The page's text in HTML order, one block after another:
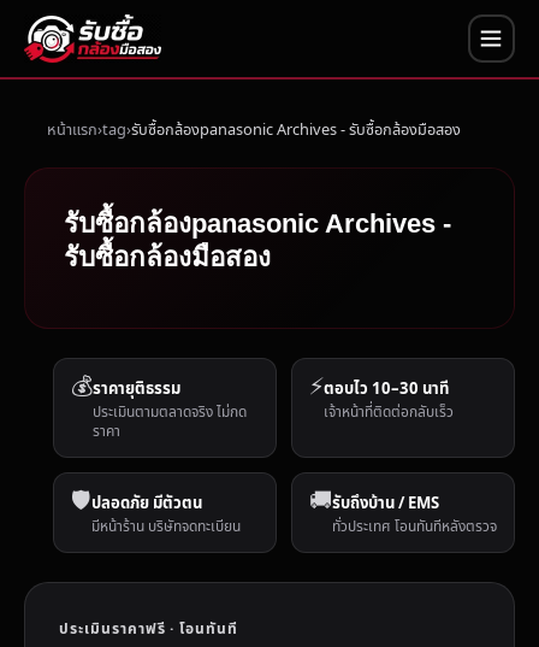
หน้าแรก tag รับซื้อกล้องpanasonic Archives - รับซื้อกล้องมือสอง
รับซื้อกล้องpanasonic Archives -
รับซื้อกล้องมือสอง
💰ราคายุติธรรม
ประเมินตามตลาดจริง ไม่กด
ราคา
⚡ตอบไว 10–30 นาที
เจ้าหน้าที่ติดต่อกลับเร็ว
🛡️ปลอดภัย มีตัวตน
มีหน้าร้าน บริษัทจดทะเบียน
🚚รับถึงบ้าน / EMS
ทั่วประเทศ โอนทันทีหลังตรวจ
ประเมินราคาฟรี · โอนทันที